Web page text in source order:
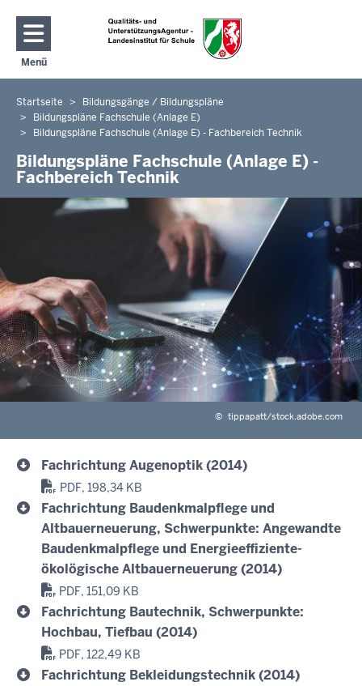
Direkt zum Inhalt
Menü
Navigation aktivieren/deaktivieren: Hauptmenü
Sie
befinden
hier
Startseite
Bildungsgänge / Bildungspläne
Bildungspläne Fachschule (Anlage E)
Bildungspläne Fachschule (Anlage E) - Fachbereich Technik
Bildungspläne Fachschule (Anlage E) -
Fachbereich Technik
© tippapatt/stock.adobe.com
Fachrichtung Augenoptik (2014)
PDF, 198,34 KB
Fachrichtung Baudenkmalpflege und
Altbauerneuerung, Schwerpunkte: Angewandte
Baudenkmalpflege und Energieeffiziente-
ökolögische Altbauerneuerung (2014)
PDF, 151,09 KB
Fachrichtung Bautechnik, Schwerpunkte:
Hochbau, Tiefbau (2014)
PDF, 122,49 KB
Fachrichtung Bekleidungstechnik (2014)